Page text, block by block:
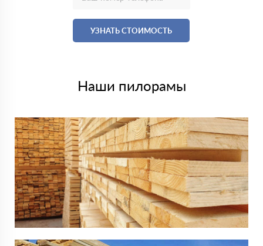
УЗНАТЬ СТОИМОСТЬ
Наши пилорамы